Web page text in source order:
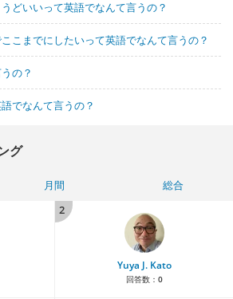
どいいって英語でなんて言うの？
こまでにしたいって英語でなんて言うの？
の？
でなんて言うの？
グ
月間
総合
2
Yuya J. Kato
回答数： 0